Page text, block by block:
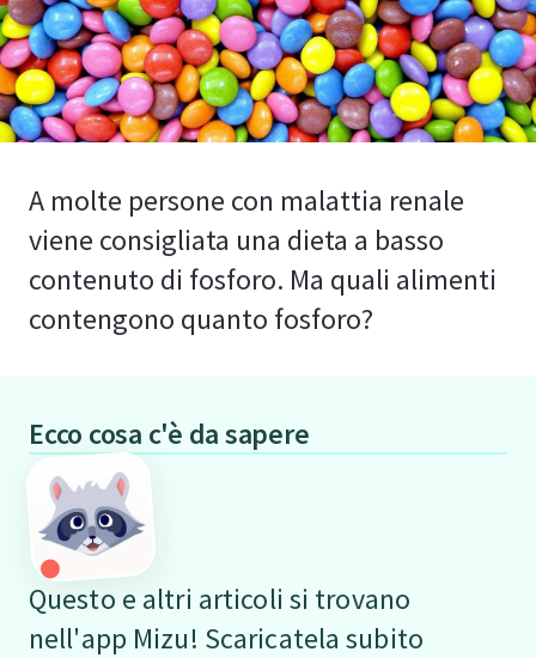
A molte persone con malattia renale
viene consigliata una dieta a basso
contenuto di fosforo. Ma quali alimenti
contengono quanto fosforo?
Ecco cosa c'è da sapere
Questo e altri articoli si trovano
nell'app Mizu! Scaricatela subito